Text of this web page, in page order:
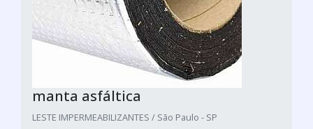
manta asfáltica
LESTE IMPERMEABILIZANTES / São Paulo - SP